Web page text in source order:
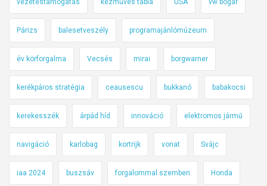
Párizs balesetveszély programajánlómúzeum
év körforgalma Vecsés mirai borgwarner
kerékpáros stratégia ceausescu bukkanó babakocsi
kerekesszék árpád híd innováció elektromos jármű
navigáció karlobag kortrijk vonat Svájc
iaa 2024 buszsáv forgalommal szemben Honda